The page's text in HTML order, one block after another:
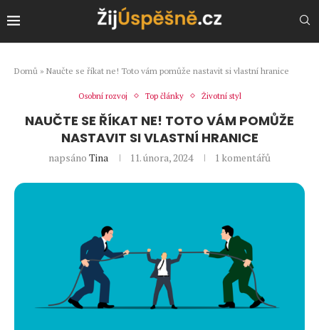
Domů » Naučte se říkat ne! Toto vám pomůže nastavit si vlastní hranice
Osobní rozvoj Top články Životní styl
NAUČTE SE ŘÍKAT NE! TOTO VÁM POMŮŽE
NASTAVIT SI VLASTNÍ HRANICE
napsáno Tina 11. února, 2024 1 komentářů